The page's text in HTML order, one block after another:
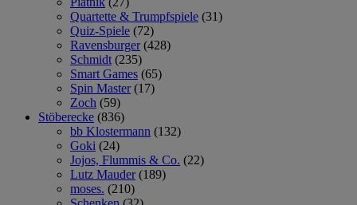
Quartette & Trumpfspiele (31)
Quiz-Spiele (72)
Ravensburger (428)
Schmidt (235)
Smart Games (65)
Spin Master (17)
Zoch (59)
Stöberecke (836)
bb Klostermann (132)
Goki (24)
Jojos, Flummis & Co. (22)
Lutz Mauder (189)
moses. (210)